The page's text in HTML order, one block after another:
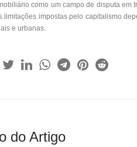
como um campo de disputa
limitações impostas pelo capitalismo
e urbanas.
do Artigo